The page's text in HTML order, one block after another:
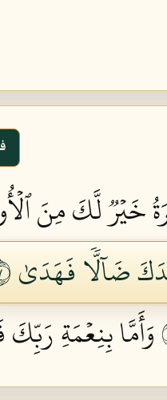
خَيۡرٞ لَّكَ مِنَ
ضَآلّٗا فَهَدَىٰ ٧
وَأَمَّا بِنِعۡمَةِ رَبِّكَ